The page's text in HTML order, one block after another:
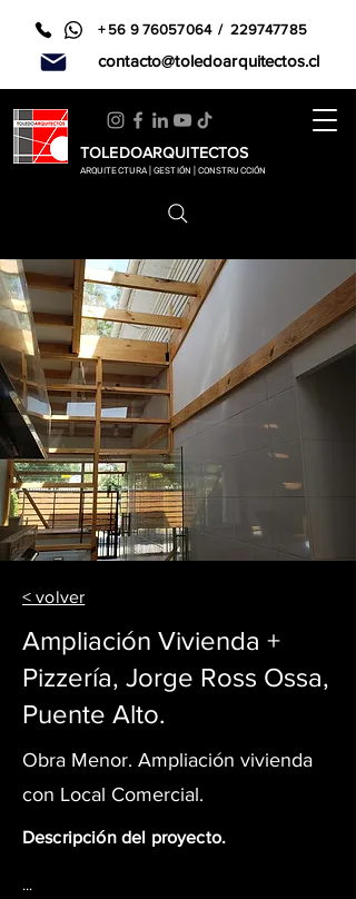
TOLEDOARQUITECTOS
ARQUITECTURA | GESTIÓN | CONSTRUCCIÓN
+ 56 9 76057064/ 229747785
contacto@toledoarquitectos.cl
< volver
Ampliación Vivienda +
Pizzería, Jorge Ross Ossa,
Puente Alto.
Obra Menor. Ampliación vivienda
con Local Comercial.
Descripción del proyecto.
...